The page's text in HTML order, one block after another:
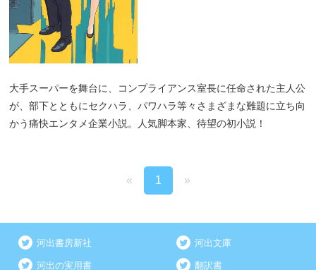
大手スーパーを舞台に、コンプライアンス室長に任命された主人公
が、部下とともにセクハラ、パワハラ等々さまざまな難題に立ち向
かう痛快エンタメ企業小説。人気脚本家、待望の初小説！
« 1 »
河出書房新社 河出文庫
河出の実用書 翻訳書